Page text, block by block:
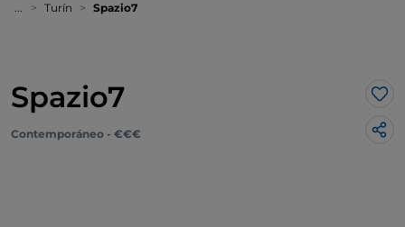
... Turín Spazio7
Spazio7 Me
Contemporáneo - €€€